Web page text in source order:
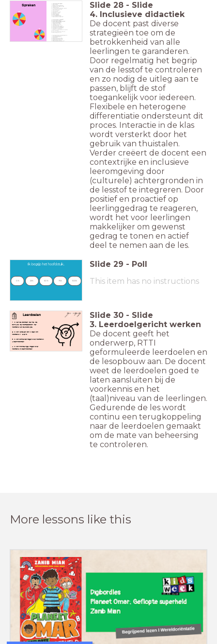
Spreken Slide 28 - Slide
4. Inclusieve didactiek
De docent past diverse
strategieën toe om de
betrokkenheid van alle
leerlingen te garanderen.
Door regelmatig het begrip
van de lesstof te controleren
en zo nodig de uitleg aan te
passen, blijft de stof
toegankelijk voor iedereen.
Flexibele en heterogene
differentiatie ondersteunt dit
proces. Interactie in de klas
wordt versterkt door het
gebruik van thuistalen.
Verder creëert de docent een
contextrijke en inclusieve
leeromgeving door
(culturele) achtergronden in
de lesstof te integreren. Door
positief en proactief op
leerlinggedrag te reageren,
wordt het voor leerlingen
makkelijker om gewenst
gedrag te tonen en actief
deel te nemen aan de les.
Ik begrijp het hoofdstuk..
0 % 25% 50 % 75% 100%
Slide 29 - Poll
This item has no instructions
Leerdoelen
1. Ik ken de woorden: de titel, de
schrijver, de hoofdpersoon, het
hoofdstuk en de bladzijde.
2. Ik kan vertellen wat ik weet van
hoofdstuk 1, 2 en 3
3. Ik kan computervragen over hoofdstuk
4 beantwoorden.
4. Ik kan mondelinge vragen over
hoofdstuk 3 beantwoorden.
Slide 30 - Slide
3. Leerdoelgericht werken
De docent geeft het
onderwerp, RTTI
geformuleerde leerdoelen en
de lesopbouw aan. De docent
weet de leerdoelen goed te
laten aansluiten bij de
voorkennis en het
(taal)niveau van de leerlingen.
Gedurende de les wordt
continu een terugkoppeling
naar de leerdoelen gemaakt
om de mate van beheersing
te controleren.
More lessons like this